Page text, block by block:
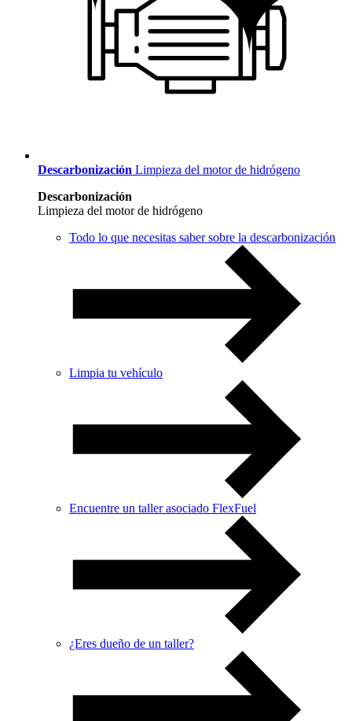
Descarbonización Limpieza del motor de hidrógeno
Descarbonización
Limpieza del motor de hidrógeno
Todo lo que necesitas saber sobre la descarbonización
Limpia tu vehículo
Encuentre un taller asociado FlexFuel
¿Eres dueño de un taller?